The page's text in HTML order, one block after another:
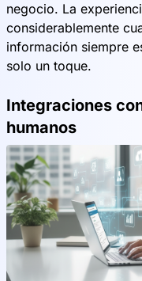
negocio. La
considerablemente
información siempre
solo un toque.
Integraciones
humanos